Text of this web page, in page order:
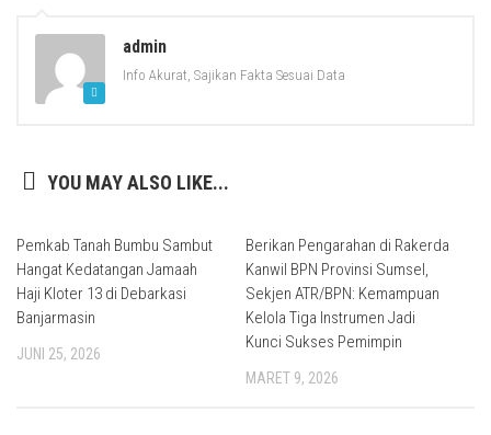
admin
Info Akurat, Sajikan Fakta Sesuai Data
YOU MAY ALSO LIKE...
Pemkab Tanah Bumbu Sambut
Hangat Kedatangan Jamaah
Haji Kloter 13 di Debarkasi
Banjarmasin
JUNI 25, 2026
Berikan Pengarahan di Rakerda
Kanwil BPN Provinsi Sumsel,
Sekjen ATR/BPN: Kemampuan
Kelola Tiga Instrumen Jadi
Kunci Sukses Pemimpin
MARET 9, 2026